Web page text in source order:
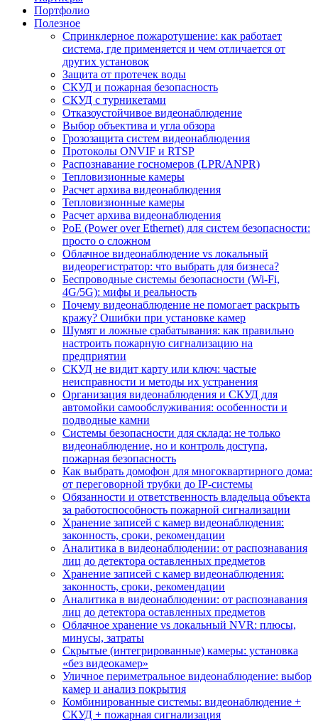
Портфолио
Полезное
Спринклерное пожаротушение: как работает
система, где применяется и чем отличается от
других установок
Защита от протечек воды
СКУД и пожарная безопасность
СКУД с турникетами
Отказоустойчивое видеонаблюдение
Выбор объектива и угла обзора
Грозозащита систем видеонаблюдения
Протоколы ONVIF и RTSP
Распознавание госномеров (LPR/ANPR)
Тепловизионные камеры
Расчет архива видеонаблюдения
Тепловизионные камеры
Расчет архива видеонаблюдения
PoE (Power over Ethernet) для систем безопасности:
просто о сложном
Облачное видеонаблюдение vs локальный
видеорегистратор: что выбрать для бизнеса?
Беспроводные системы безопасности (Wi-Fi,
4G/5G): мифы и реальность
Почему видеонаблюдение не помогает раскрыть
кражу? Ошибки при установке камер
Шумят и ложные срабатывания: как правильно
настроить пожарную сигнализацию на
предприятии
СКУД не видит карту или ключ: частые
неисправности и методы их устранения
Организация видеонаблюдения и СКУД для
автомойки самообслуживания: особенности и
подводные камни
Системы безопасности для склада: не только
видеонаблюдение, но и контроль доступа,
пожарная безопасность
Как выбрать домофон для многоквартирного дома:
от переговорной трубки до IP-системы
Обязанности и ответственность владельца объекта
за работоспособность пожарной сигнализации
Хранение записей с камер видеонаблюдения:
законность, сроки, рекомендации
Аналитика в видеонаблюдении: от распознавания
лиц до детектора оставленных предметов
Хранение записей с камер видеонаблюдения:
законность, сроки, рекомендации
Аналитика в видеонаблюдении: от распознавания
лиц до детектора оставленных предметов
Облачное хранение vs локальный NVR: плюсы,
минусы, затраты
Скрытые (интегрированные) камеры: установка
«без видеокамер»
Уличное периметральное видеонаблюдение: выбор
камер и анализ покрытия
Комбинированные системы: видеонаблюдение +
СКУД + пожарная сигнализация